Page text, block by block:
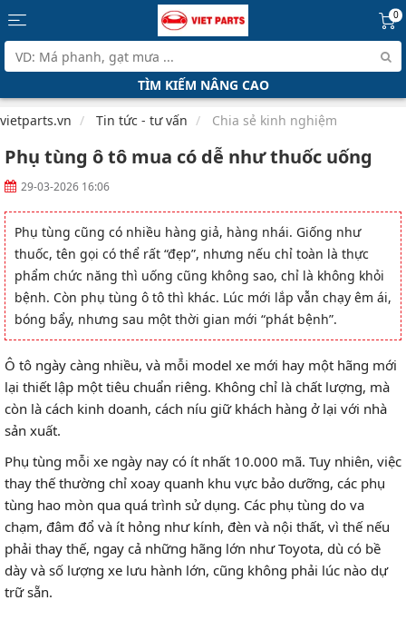
0
TÌM KIẾM NÂNG CAO
vietparts.vn Tin tức - tư vấn Chia sẻ kinh nghiệm
Phụ tùng ô tô mua có dễ như thuốc uống
29-03-2026 16:06
Phụ tùng cũng có nhiều hàng giả, hàng nhái. Giống như
thuốc, tên gọi có thể rất “đẹp”, nhưng nếu chỉ toàn là thực
phẩm chức năng thì uống cũng không sao, chỉ là không khỏi
bệnh. Còn phụ tùng ô tô thì khác. Lúc mới lắp vẫn chạy êm ái,
bóng bẩy, nhưng sau một thời gian mới “phát bệnh”.
Ô tô ngày càng nhiều, và mỗi model xe mới hay một hãng mới
lại thiết lập một tiêu chuẩn riêng. Không chỉ là chất lượng, mà
còn là cách kinh doanh, cách níu giữ khách hàng ở lại với nhà
sản xuất.
Phụ tùng mỗi xe ngày nay có ít nhất 10.000 mã. Tuy nhiên, việc
thay thế thường chỉ xoay quanh khu vực bảo dưỡng, các phụ
tùng hao mòn qua quá trình sử dụng. Các phụ tùng do va
chạm, đâm đổ và ít hỏng như kính, đèn và nội thất, vì thế nếu
phải thay thế, ngay cả những hãng lớn như Toyota, dù có bề
dày và số lượng xe lưu hành lớn, cũng không phải lúc nào dự
trữ sẵn.